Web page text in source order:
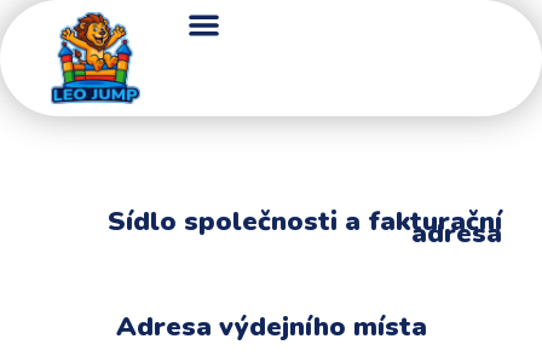
Sídlo společnosti a fakturační
adresa
Adresa výdejního místa